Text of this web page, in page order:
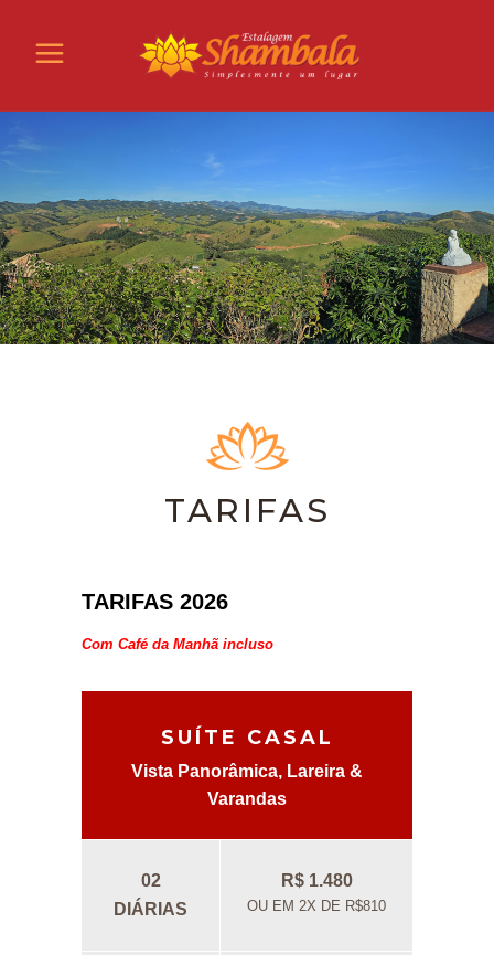
TARIFAS
TARIFAS 2026
Com Café da Manhã incluso
SUÍTE CASAL
Vista Panorâmica, Lareira &
Varandas
02
DIÁRIAS
R$ 1.480
OU EM 2X DE R$810